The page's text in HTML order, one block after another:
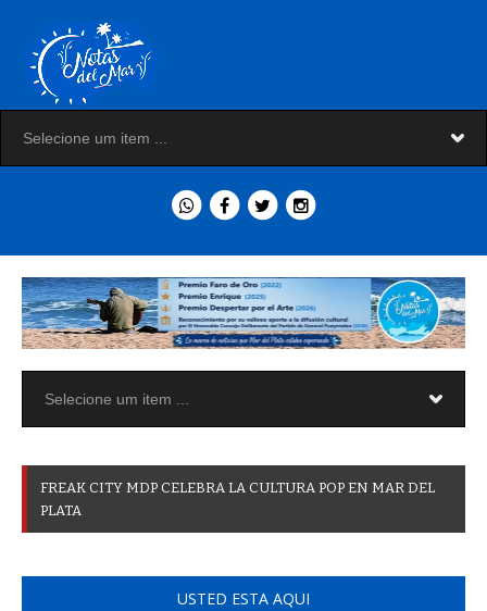
FREAK CITY MDP CELEBRA LA CULTURA POP EN MAR DEL
PLATA
USTED ESTA AQUI